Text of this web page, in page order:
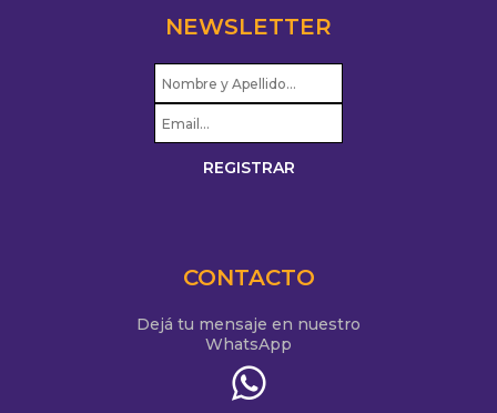
NEWSLETTER
CONTACTO
Dejá tu mensaje en nuestro
WhatsApp